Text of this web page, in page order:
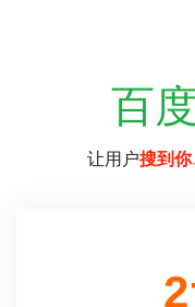
百度
让用户搜到你